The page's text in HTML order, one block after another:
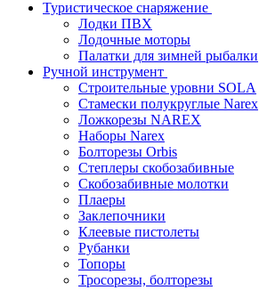
Туристическое снаряжение
Лодки ПВХ
Лодочные моторы
Палатки для зимней рыбалки
Ручной инструмент
Строительные уровни SOLA
Стамески полукруглые Narex
Ложкорезы NAREX
Наборы Narex
Болторезы Orbis
Степлеры скобозабивные
Скобозабивные молотки
Плаеры
Заклепочники
Клеевые пистолеты
Рубанки
Топоры
Тросорезы, болторезы